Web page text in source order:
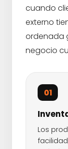
cuando
externo
ordenada
negocio
01
Los